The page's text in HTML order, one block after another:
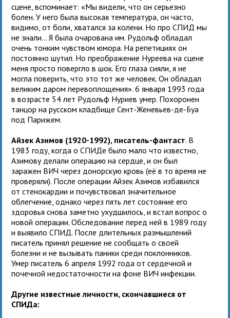
сцене, вспоминает: «Мы видели, что он серьезно
болен. У него была высокая температура, он часто,
видимо, от боли, хватался за колени. Но про СПИД мы
не знали… Я была очарована им. Рудольф обладал
очень тонким чувством юмора. На репетициях он
постоянно шутил. Но преображение Нуреева на сцене
меня просто повергло в шок. Его глаза сияли, я не
могла поверить, что это тот же человек. Он обладал
великим даром перевоплощения». 6 января 1993 года
в возрасте 54 лет Рудольф Нуриев умер. Похоронен
танцор на русском кладбище Сент-Женевьев-де-Буа
под Парижем.
Айзек Азимов (1920-1992), писатель-фантаст. В
1983 году, когда о СПИДе было мало что известно,
Азимову делали операцию на сердце, и он был
заражен ВИЧ через донорскую кровь (её в то время не
проверяли). После операции Айзек Азимов избавился
от стенокардии и почувствовал значительное
облегчение, однако через пять лет состояние его
здоровья снова заметно ухудшилось, и встал вопрос о
новой операции. Обследование перед ней в 1989 году
и выявило СПИД. После длительных размышлений
писатель принял решение не сообщать о своей
болезни и не вызывать паники среди поклонников.
Умер писатель 6 апреля 1992 года от сердечной и
почечной недостаточности на фоне ВИЧ инфекции.
Другие известные личности, скончавшиеся от
СПИДа: